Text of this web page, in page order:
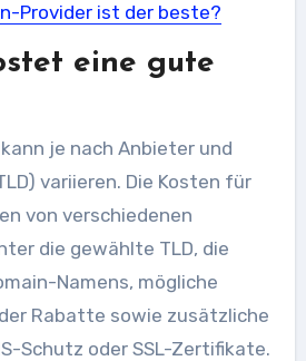
Provider ist der beste?
eine gute
je nach Anbieter und
variieren. Die Kosten für
von verschiedenen
die gewählte TLD, die
Namens, mögliche
Rabatte sowie zusätzliche
Schutz oder SSL-Zertifikate.